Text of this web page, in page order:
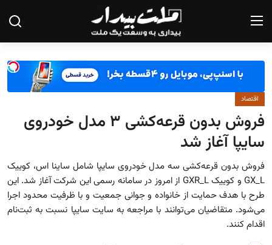
صفحه نخست
درباره ما
تماس با ما
یادداشت
گزارش
تحلیل
اقتصاد
فروش بدون قرعه‌کشی ۳ مدل خودروی
سایپا آغاز شد
فروش بدون قرعه‌کشی سه مدل خودروی سایپا شامل ساینا اس، کوییک
GX_L و کوییک GXR_L از امروز در سامانه رسمی این شرکت آغاز شد. این
طرح با هدف حمایت از خانواده و جوانی جمعیت و با ظرفیت محدود اجرا
می‌شود. متقاضیان می‌توانند با مراجعه به سایت سایپا نسبت به ثبت‌نام
اقدام کنند.